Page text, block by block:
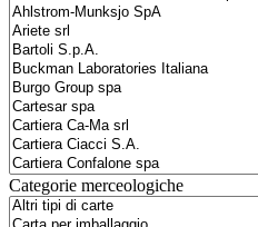
Categorie merceologiche